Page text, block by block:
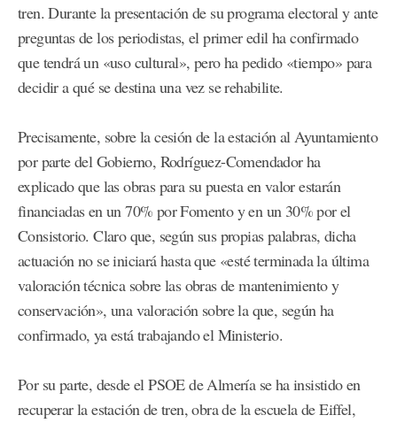
tren. Durante la presentación de su programa electoral y ante
preguntas de los periodistas, el primer edil ha confirmado
que tendrá un «uso cultural», pero ha pedido «tiempo» para
decidir a qué se destina una vez se rehabilite.
Precisamente, sobre la cesión de la estación al Ayuntamiento
por parte del Gobierno, Rodríguez-Comendador ha
explicado que las obras para su puesta en valor estarán
financiadas en un 70% por Fomento y en un 30% por el
Consistorio. Claro que, según sus propias palabras, dicha
actuación no se iniciará hasta que «esté terminada la última
valoración técnica sobre las obras de mantenimiento y
conservación», una valoración sobre la que, según ha
confirmado, ya está trabajando el Ministerio.
Por su parte, desde el PSOE de Almería se ha insistido en
recuperar la estación de tren, obra de la escuela de Eiffel,